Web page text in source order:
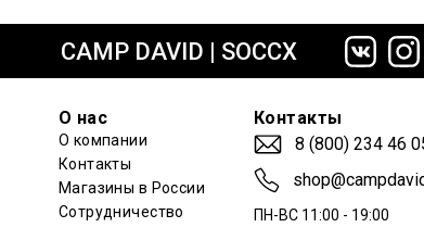
CAMP DAVID | SOCCX
О нас
О компании
Контакты
Магазины в России
Сотрудничество
Контакты
8 (800) 234 46
ПН-ВС 11:00 - 19:00